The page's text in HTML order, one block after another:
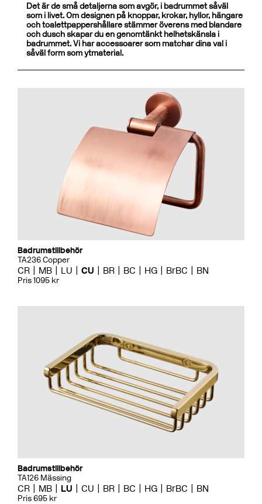
Det är de små detaljerna som avgör, i badrummet såväl
som i livet. Om designen på knoppar, krokar, hyllor, hängare
och toalettpappershållare stämmer överens med blandare
och dusch skapar du en genomtänkt helhetskänsla i
badrummet. Vi har accessoarer som matchar dina val i
såväl form som ytmaterial.
Badrumstillbehör
TA236 Copper
CR MB LU CU BR BC HG BrBC BN
Pris 1095 kr
Badrumstillbehör
TA126 Mässing
CR MB LU CU BR BC HG BrBC BN
Pris 695 kr